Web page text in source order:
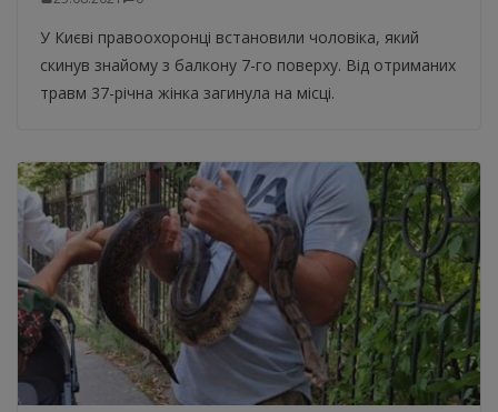
У Києві правоохоронці встановили чоловіка, який
скинув знайому з балкону 7-го поверху. Від отриманих
травм 37-річна жінка загинула на місці.